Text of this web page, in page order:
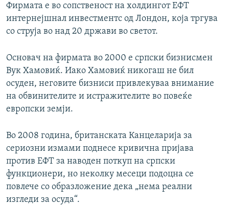
Фирмата е во сопственост на холдингот ЕФТ
интернејшнал инвестментс од Лондон, која тргува
со струја во над 20 држави во светот.
Основач на фирмата во 2000 е српски бизнисмен
Вук Хамовиќ. Иако Хамовиќ никогаш не бил
осуден, неговите бизниси привлекуваа внимание
на обвинителите и истражителите во повеќе
европски земји.
Во 2008 година, британската Канцеларија за
сериозни измами поднесе кривична пријава
против ЕФТ за наводен поткуп на српски
функционери, но неколку месеци подоцна се
повлече со образложение дека „нема реални
изгледи за осуда“.